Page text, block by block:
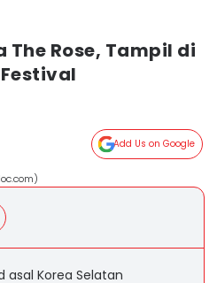
Rose, Tampil di
Add Us on Google
asal Korea Selatan